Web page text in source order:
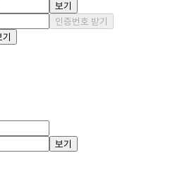
보기
인증번호 받기
보기